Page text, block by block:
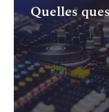
Quelles